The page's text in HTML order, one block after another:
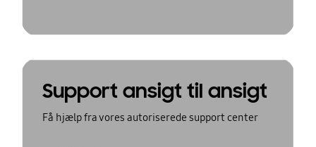
Support ansigt til ansigt
Få hjælp fra vores autoriserede support center